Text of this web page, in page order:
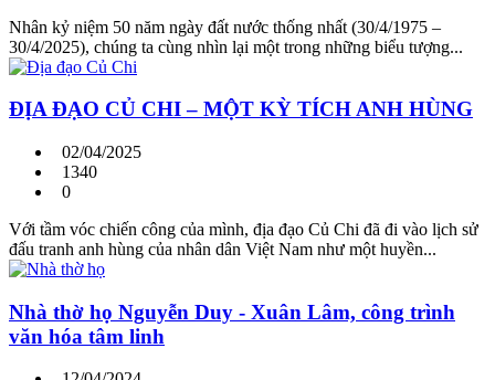
Nhân kỷ niệm 50 năm ngày đất nước thống nhất (30/4/1975 –
30/4/2025), chúng ta cùng nhìn lại một trong những biểu tượng...
ĐỊA ĐẠO CỦ CHI – MỘT KỲ TÍCH ANH HÙNG
02/04/2025
1340
0
Với tầm vóc chiến công của mình, địa đạo Củ Chi đã đi vào lịch sử
đấu tranh anh hùng của nhân dân Việt Nam như một huyền...
Nhà thờ họ Nguyễn Duy - Xuân Lâm, công trình
văn hóa tâm linh